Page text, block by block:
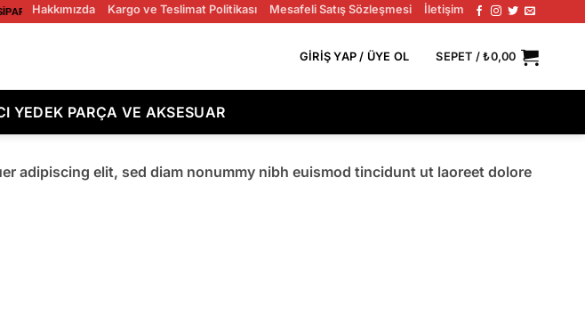
ÜCRETSIZ KARGO!
Hakkımızda Kargo ve Teslimat Politikası Mesafeli Satış Sözleşmesi İletişim
GIRIŞ YAP / ÜYE OL SEPET /₺0,00
YEDEK PARÇA VE AKSESUAR
adipiscing elit, sed diam nonummy nibh euismod tincidunt ut laoreet dolore